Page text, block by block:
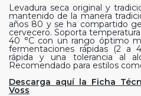
Levadura seca original y
mantenido de la manera
años 80 y se ha compartido
cervecero. Soporta
40 °C con un rango óptimo
fermentaciones rápidas (2 a
rápida y una tolerancia al
Recomendado para estilos
Descarga aquí la Ficha
Voss